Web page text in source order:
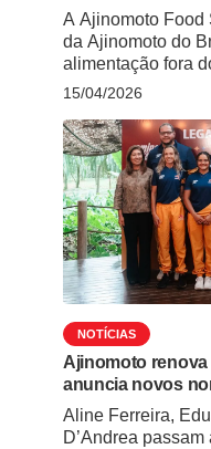
frita
A Ajinomoto Food
da Ajinomoto do
alimentação fora
exclusividade ao
lançamento do
em duas versões:
& Lemon Pepper
Continued
15/04/2026
NOTÍCIAS
Ajinomoto
anuncia novos
Aline Ferreira,
D’Andrea